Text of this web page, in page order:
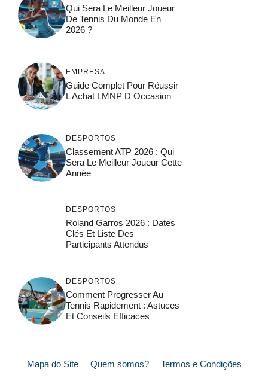
Qui Sera Le Meilleur Joueur
De Tennis Du Monde En
2026 ?
EMPRESA
Guide Complet Pour Réussir
L Achat LMNP D Occasion
DESPORTOS
Classement ATP 2026 : Qui
Sera Le Meilleur Joueur Cette
Année
DESPORTOS
Roland Garros 2026 : Dates
Clés Et Liste Des
Participants Attendus
DESPORTOS
Comment Progresser Au
Tennis Rapidement : Astuces
Et Conseils Efficaces
Mapa do Site Quem somos? Termos e Condições